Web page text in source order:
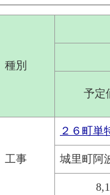
種別
予定
工事
２６町単
城里町阿